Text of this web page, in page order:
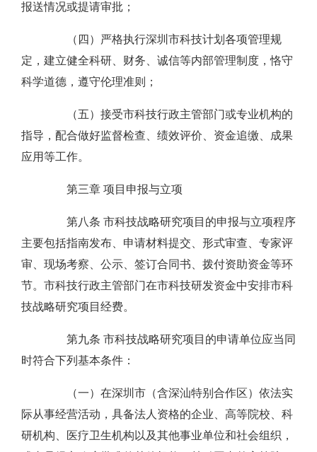
报送情况或提请审批；
（四）严格执行深圳市科技计划各项管理规
定，建立健全科研、财务、诚信等内部管理制度，恪守
科学道德，遵守伦理准则；
（五）接受市科技行政主管部门或专业机构的
指导，配合做好监督检查、绩效评价、资金追缴、成果
应用等工作。
第三章 项目申报与立项
第八条 市科技战略研究项目的申报与立项程序
主要包括指南发布、申请材料提交、形式审查、专家评
审、现场考察、公示、签订合同书、拨付资助资金等环
节。市科技行政主管部门在市科技研发资金中安排市科
技战略研究项目经费。
第九条 市科技战略研究项目的申请单位应当同
时符合下列基本条件：
（一）在深圳市（含深汕特别合作区）依法实
际从事经营活动，具备法人资格的企业、高等院校、科
研机构、医疗卫生机构以及其他事业单位和社会组织，